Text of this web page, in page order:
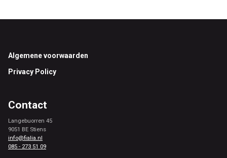
Footer
Algemene voorwaarden
Privacy Policy
Contact
Langebuorren 45
9051 BE Stiens
info@fialia.nl
085 - 273 51 09